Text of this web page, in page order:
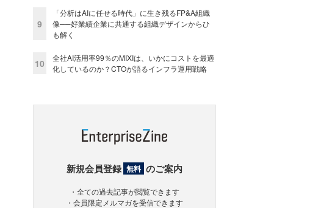
9
「分析はAIに任せる時代」に生き残るFP&A組織
像──好業績企業に共通する組織デザインからひ
も解く
10
全社AI活用率99％のMIXIは、いかにコストを最適
化しているのか？CTOが語るインフラ運用戦略
新規会員登録 無料 のご案内
・全ての過去記事が閲覧できます
・会員限定メルマガを受信できます